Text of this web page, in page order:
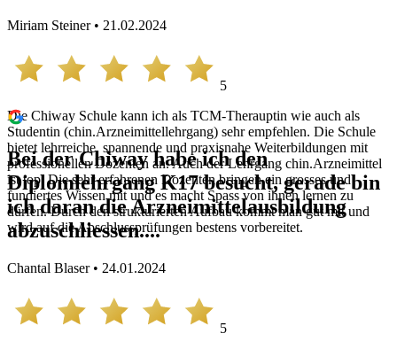
Miriam Steiner • 21.02.2024
5
Die Chiway Schule kann ich als TCM-Therauptin wie auch als
Studentin (chin.Arzneimittellehrgang) sehr empfehlen. Die Schule
bietet lehrreiche, spannende und praxisnahe Weiterbildungen mit
professionellen Dozenten an. Auch der Lehrgang chin.Arzneimittel
ist top. Die sehr erfahrenen Dozenten bringen ein grosses und
fundiertes Wissen mit und es macht Spass von ihnen lernen zu
dürfen. Durch den strukturierten Aufbau kommt man gut mit und
wird auf die Abschlussprüfungen bestens vorbereitet.
Bei der Chiway habe ich den
Diplomlehrgang K17 besucht, gerade bin
ich daran die Arzneimittelausbildung
abzuschliessen....
Chantal Blaser • 24.01.2024
5